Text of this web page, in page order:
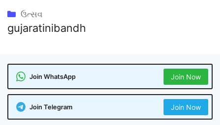
Categories
ઉત્સવ
gujaratinibandh
Join WhatsApp Join Now
Join Telegram Join Now